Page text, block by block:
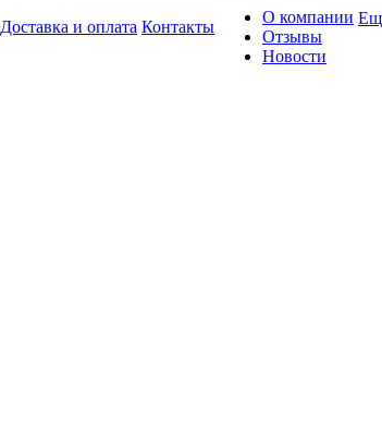
Доставка и оплата Контакты
О компании
Отзывы
Новости